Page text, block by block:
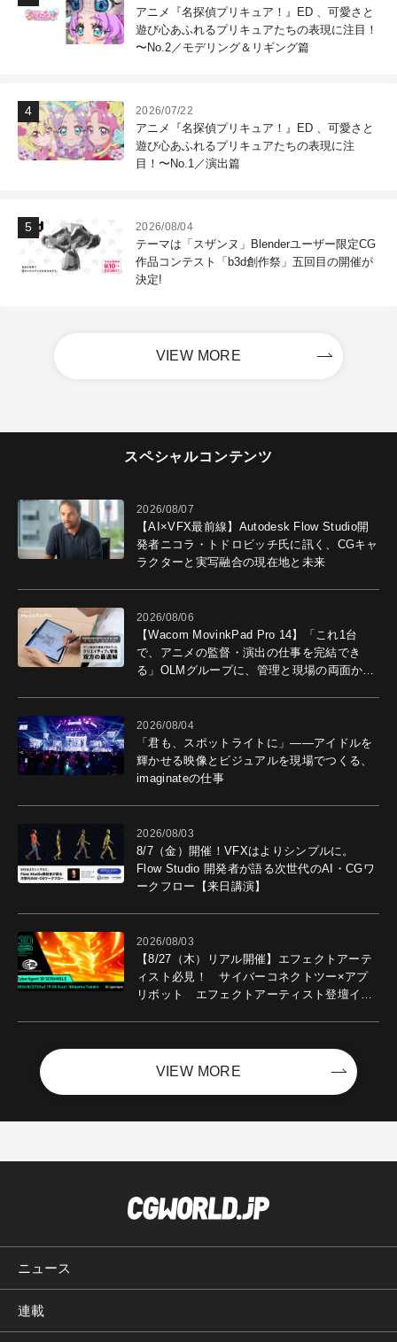
アニメ『名探偵プリキュア！』ED 、可愛さと
遊び心あふれるプリキュアたちの表現に注目！
〜No.2／モデリング＆リギング篇
2026/07/22
アニメ『名探偵プリキュア！』ED 、可愛さと
遊び心あふれるプリキュアたちの表現に注
目！〜No.1／演出篇
2026/08/04
テーマは「スザンヌ」Blenderユーザー限定CG
作品コンテスト「b3d創作祭」五回目の開催が
決定!
VIEW MORE
スペシャルコンテンツ
2026/08/07
【AI×VFX最前線】Autodesk Flow Studio開
発者ニコラ・トドロビッチ氏に訊く、CGキャ
ラクターと実写融合の現在地と未来
2026/08/06
【Wacom MovinkPad Pro 14】「これ1台
で、アニメの監督・演出の仕事を完結でき
る」OLMグループに、管理と現場の両面から
2026/08/04
「君も、スポットライトに」――アイドルを
輝かせる映像とビジュアルを現場でつくる、
imaginateの仕事
2026/08/03
8/7（金）開催！VFXはよりシンプルに。
Flow Studio 開発者が語る次世代のAI・CGワ
ークフロー【来日講演】
2026/08/03
【8/27（木）リアル開催】エフェクトアーテ
ィスト必見！ サイバーコネクトツー×アプ
リボット エフェクトアーティスト登壇イベ
VIEW MORE
ニュース
連載